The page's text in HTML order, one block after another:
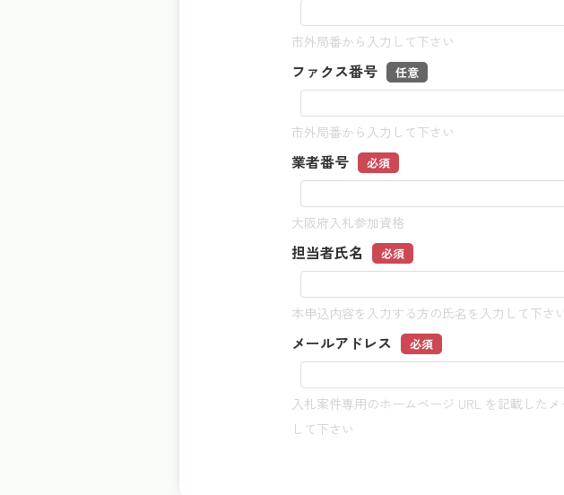
市外局番から入力して下さい
ファクス番号 任意
市外局番から入力して下さい
業者番号 必須
大阪府入札参加資格
担当者氏名 必須
本申込内容を入力する方の氏名を入力して下さ
メールアドレス 必須
入札案件専用のホームページ URL を記載した
して下さい